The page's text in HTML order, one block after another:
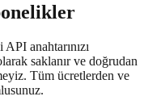
anahtarınızı
saklanır ve doğrudan
Tüm ücretlerden ve